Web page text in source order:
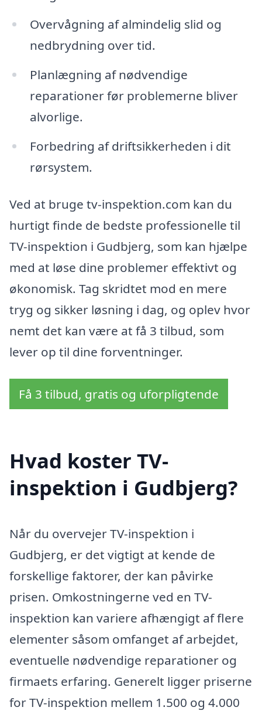
Overvågning af almindelig slid og
nedbrydning over tid.
Planlægning af nødvendige
reparationer før problemerne bliver
alvorlige.
Forbedring af driftsikkerheden i dit
rørsystem.
Ved at bruge tv-inspektion.com kan du
hurtigt finde de bedste professionelle til
TV-inspektion i Gudbjerg, som kan hjælpe
med at løse dine problemer effektivt og
økonomisk. Tag skridtet mod en mere
tryg og sikker løsning i dag, og oplev hvor
nemt det kan være at få 3 tilbud, som
lever op til dine forventninger.
Få 3 tilbud, gratis og uforpligtende
Hvad koster TV-
inspektion i Gudbjerg?
Når du overvejer TV-inspektion i
Gudbjerg, er det vigtigt at kende de
forskellige faktorer, der kan påvirke
prisen. Omkostningerne ved en TV-
inspektion kan variere afhængigt af flere
elementer såsom omfanget af arbejdet,
eventuelle nødvendige reparationer og
firmaets erfaring. Generelt ligger priserne
for TV-inspektion mellem 1.500 og 4.000